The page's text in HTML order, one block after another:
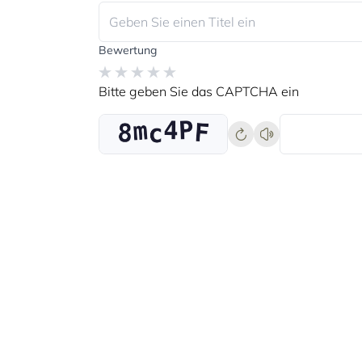
Bewertung
Bitte geben Sie das CAPTCHA ein